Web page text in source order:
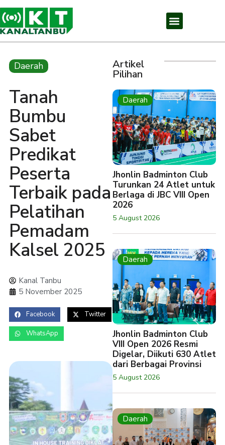
Daerah
Tanah
Bumbu
Sabet
Predikat
Peserta
Terbaik pada
Pelatihan
Pemadam
Kalsel 2025
Kanal Tanbu
5 November 2025
Facebook Twitter
WhatsApp
Artikel
Pilihan
Daerah
Jhonlin Badminton Club
Turunkan 24 Atlet untuk
Berlaga di JBC VIII Open
2026
5 August 2026
Daerah
Jhonlin Badminton Club
VIII Open 2026 Resmi
Digelar, Diikuti 630 Atlet
dari Berbagai Provinsi
5 August 2026
Daerah